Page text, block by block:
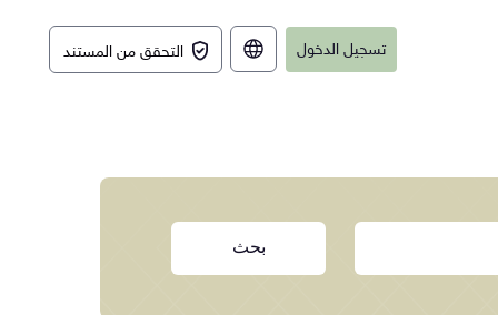
تسجيل الدخول English التحقق من المستند
بحث